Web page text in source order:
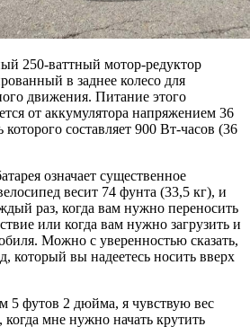
250-ваттный мотор-редуктор
в заднее колесо для
движения. Питание этого
от аккумулятора напряжением 36
составляет 900 Вт-часов (36
означает существенное
весит 74 фунта (33,5 кг), и
раз, когда вам нужно переносить
или когда вам нужно загрузить и
Можно с уверенностью сказать,
который вы надеетесь носить вверх
5 футов 2 дюйма, я чувствую вес
мне нужно начать крутить